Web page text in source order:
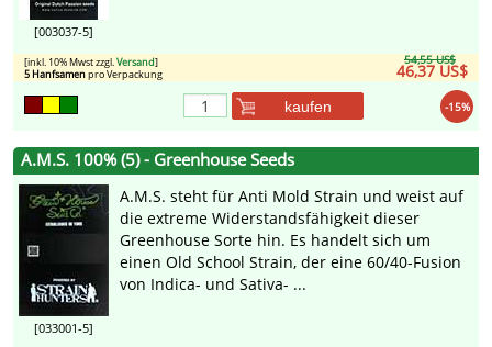
[003037-5]
54,55 US$
46,37 US$
[inkl. 10% Mwst zzgl.Versand]
5 Hanfsamenpro Verpackung
-15%
kaufen
A.M.S. 100% (5) - Greenhouse Seeds
[033001-5]
A.M.S. steht für Anti Mold Strain und weist auf
die extreme Widerstandsfähigkeit dieser
Greenhouse Sorte hin. Es handelt sich um
einen Old School Strain, der eine 60/40-Fusion
von Indica- und Sativa- ...